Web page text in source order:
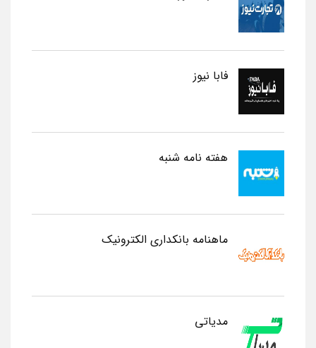
فابا نیوز
هفته نامه شنبه
ماهنامه بانکداری الکترونیک
مدیاتی